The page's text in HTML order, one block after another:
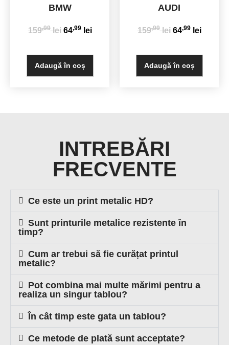
BMW
159,99 lei 64,99 lei
Adaugă în coș
AUDI
159,99 lei 64,99 lei
Adaugă în coș
INTREBĂRI
FRECVENTE
Ce este un print metalic HD?
Sunt printurile metalice rezistente în
timp?
Cum ar trebui să fie curățat printul
metalic?
Pot combina mai multe mărimi pentru a
realiza un singur tablou?
În cât timp este gata un tablou?
Ce metode de plată sunt acceptate?